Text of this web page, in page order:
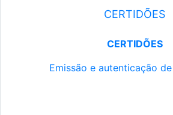
CERTIDÕES
CERTIDÕES
Emissão e autenticação